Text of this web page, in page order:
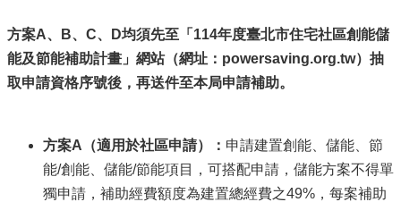
方案A、B、C、D均須先至「114年度臺北市住宅社區創能儲
能及節能補助計畫」網站（網址：powersaving.org.tw）抽
取申請資格序號後，再送件至本局申請補助。
方案A （適用於社區申請）： 申請建置創能、儲能、節
能/創能、儲能/節能項目，可搭配申請，儲能方案不得單
獨申請，補助經費額度為建置總經費之49%，每案補助